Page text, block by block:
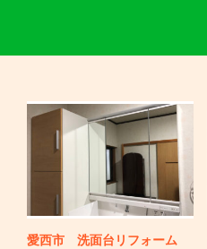
愛西市 洗面台リフォーム